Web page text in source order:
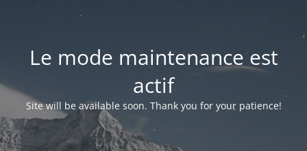
Le mode maintenance est
actif
Site will be available soon. Thank you for your patience!